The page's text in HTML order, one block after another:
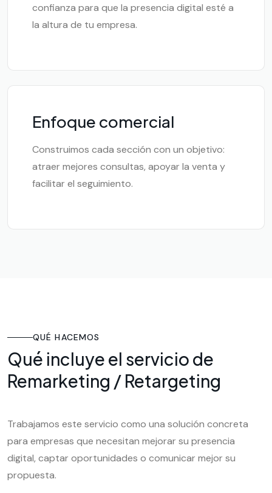
confianza para que la presencia digital esté a
la altura de tu empresa.
Enfoque comercial
Construimos cada sección con un objetivo:
atraer mejores consultas, apoyar la venta y
facilitar el seguimiento.
QUÉ HACEMOS
Qué incluye el servicio de
Remarketing / Retargeting
Trabajamos este servicio como una solución concreta
para empresas que necesitan mejorar su presencia
digital, captar oportunidades o comunicar mejor su
propuesta.